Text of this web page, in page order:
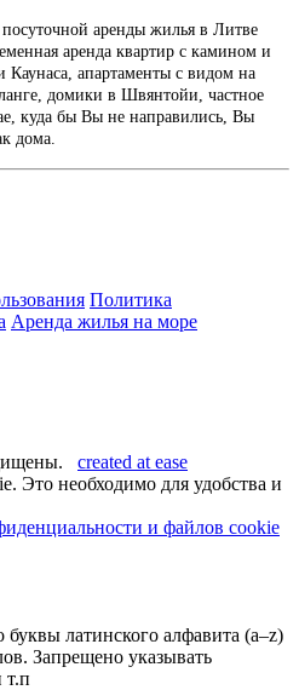
аренды жилья в Литве
аренда квартир с камином и
апартаменты с видом на
домики в Швянтойи, частное
куда бы Вы не направились, Вы
дома.
Политика
Аренда жилья на море
created at ease
Это необходимо для удобства и
и файлов cookie
латинского алфавита (a–z)
Запрещено указывать
т.п